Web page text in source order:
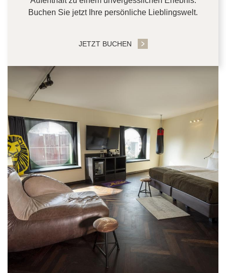
Buchen Sie jetzt Ihre persönliche Lieblingswelt.
JETZT BUCHEN